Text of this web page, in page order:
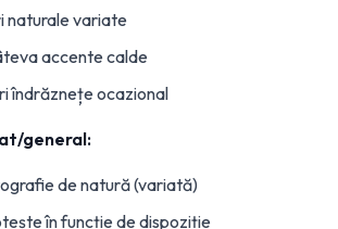
naturale variate
accente calde
îndrăznețe ocazional
general:
de natură (variată)
în funcție de dispoziție